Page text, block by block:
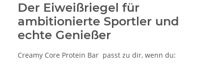
Der Eiweißriegel für
ambitionierte Sportler und
echte Genießer
Creamy Core Protein Bar passt zu dir, wenn du: